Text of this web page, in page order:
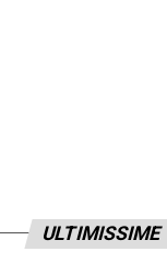
ULTIMISSIME